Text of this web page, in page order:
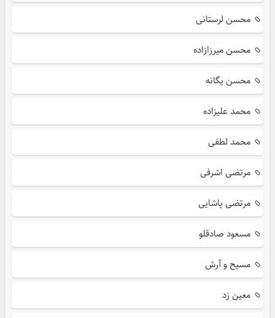
محسن لرستانی
محسن میرزازاده
محسن یگانه
محمد علیزاده
محمد لطفی
مرتضی اشرفی
مرتضی پاشایی
مسعود صادقلو
مسیح و آرش
معین زد